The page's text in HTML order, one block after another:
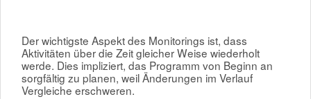
Der wichtigste Aspekt des Monitorings ist, dass
Aktivitäten über die Zeit gleicher Weise wiederholt
werde. Dies impliziert, das Programm von Beginn an
sorgfältig zu planen, weil Änderungen im Verlauf
Vergleiche erschweren.